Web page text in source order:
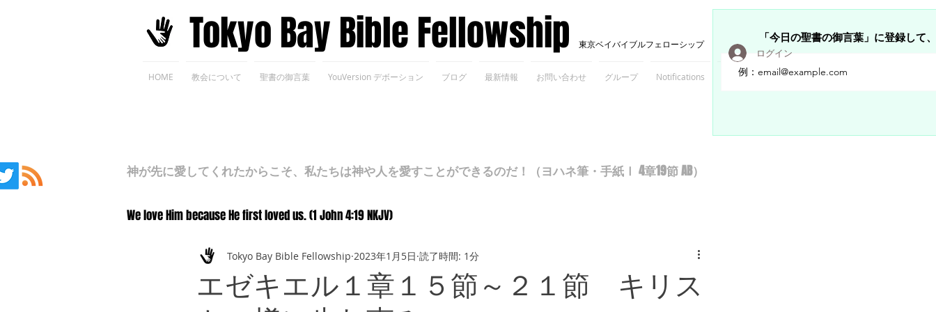
​Tokyo Bay Bible Fellowship 東京ベイバイブルフェローシップ
HOME 教会について 聖書の御言葉 YouVersion デボーション ブログ 最新情報 お問い合わせ グループ Notifications Members
「今日の聖書の御言葉」に登録して
ログイン
神が先に愛してくれたからこそ、私たちは神や人を愛すことができるのだ！（ヨハネ筆・手紙Ⅰ 4章19節 AB）
We love Him because He first loved us. (1 John 4:19 NKJV)
エゼキエル１章１５節～２１節 キリス
Tokyo Bay Bible Fellowship 2023年1月5日 読了時間: 1分